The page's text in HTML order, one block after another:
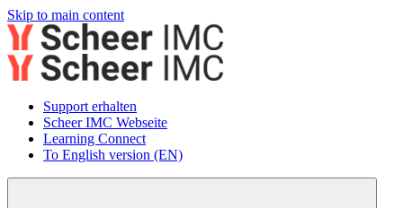
Skip to main content
Support erhalten
Scheer IMC Webseite
Learning Connect
To English version (EN)